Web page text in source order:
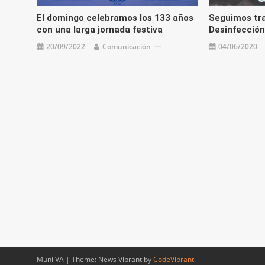
El domingo celebramos los 133 años
con una larga jornada festiva
20/09/2022 Comunicación
Seguimos
Desinfección
04/06/2020
Muni VA | Theme: News Vibrant byCodeVibrant.